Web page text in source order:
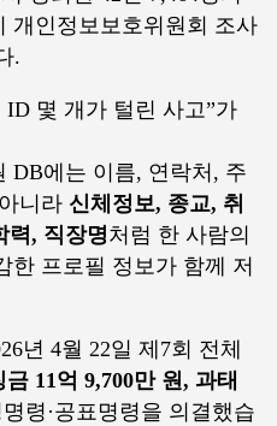
개인정보보호위원회 조사
.
몇 개가 털린 사고”가
DB에는 이름, 연락처, 주
니라 신체정보, 종교, 취
력, 직장명처럼 한 사람의
한 프로필 정보가 함께 저
년 4월 22일 제7회 전체
금 11억 9,700만 원, 과태
령·공표명령을 의결했습